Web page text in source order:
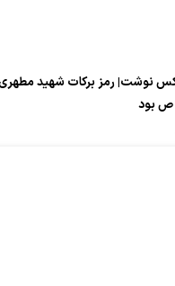
نوشت| رمز برکات شهید مطهری
بود